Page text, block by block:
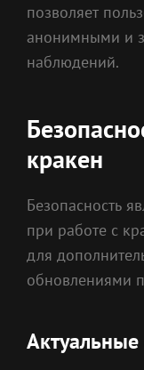
позволяет
анонимными и
наблюдений.
кракен
Безопасность
при работе с
для
обновлениями